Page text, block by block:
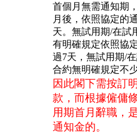
首個月無需通知期
月後，依照協定的
天。無試用期/在試
有明確規定依照協
過7天，無試用期/
合約無明確規定不
因此閣下需按訂
款，而根據僱傭
用期首月辭職，
通知金的。